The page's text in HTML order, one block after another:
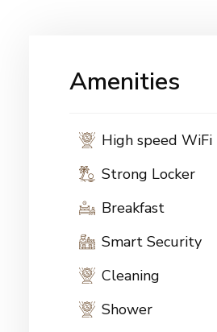
Amenities
High speed WiFi
Strong Locker
Breakfast
Smart Security
Cleaning
Shower